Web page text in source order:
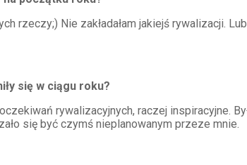
rzeczy;) Nie zakładałam jakiejś rywalizacji.
się w ciągu roku?
rywalizacyjnych, raczej inspiracyjne.
się być czymś nieplanowanym przeze mnie.